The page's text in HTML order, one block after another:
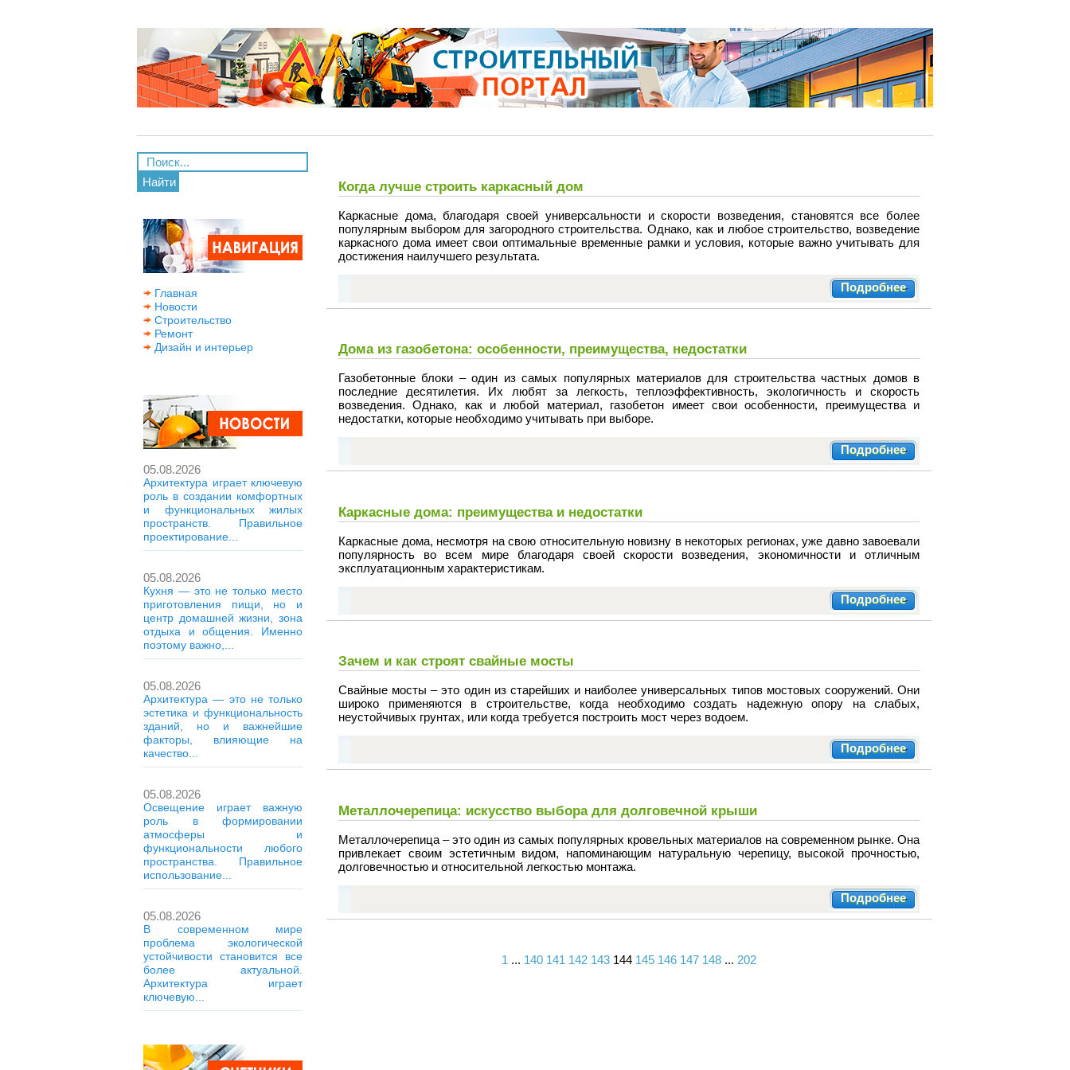
Найти
Главная
Новости
Строительство
Ремонт
Дизайн и интерьер
05.08.2026
Архитектура играет ключевую
роль в создании комфортных
и функциональных жилых
пространств. Правильное
проектирование...
05.08.2026
Кухня — это не только место
приготовления пищи, но и
центр домашней жизни, зона
отдыха и общения. Именно
поэтому важно,...
05.08.2026
Архитектура — это не только
эстетика и функциональность
зданий, но и важнейшие
факторы, влияющие на
качество...
05.08.2026
Освещение играет важную
роль в формировании
атмосферы и
функциональности любого
пространства. Правильное
использование...
05.08.2026
В современном мире
проблема экологической
устойчивости становится все
более актуальной.
Архитектура играет
ключевую...
Когда лучше строить каркасный дом
Каркасные дома, благодаря своей универсальности и скорости возведения, становятся все более
популярным выбором для загородного строительства. Однако, как и любое строительство, возведение
каркасного дома имеет свои оптимальные временные рамки и условия, которые важно учитывать для
достижения наилучшего результата.
Подробнее
Дома из газобетона: особенности, преимущества, недостатки
Газобетонные блоки – один из самых популярных материалов для строительства частных домов в
последние десятилетия. Их любят за легкость, теплоэффективность, экологичность и скорость
возведения. Однако, как и любой материал, газобетон имеет свои особенности, преимущества и
недостатки, которые необходимо учитывать при выборе.
Подробнее
Каркасные дома: преимущества и недостатки
Каркасные дома, несмотря на свою относительную новизну в некоторых регионах, уже давно завоевали
популярность во всем мире благодаря своей скорости возведения, экономичности и отличным
эксплуатационным характеристикам.
Подробнее
Зачем и как строят свайные мосты
Свайные мосты – это один из старейших и наиболее универсальных типов мостовых сооружений. Они
широко применяются в строительстве, когда необходимо создать надежную опору на слабых,
неустойчивых грунтах, или когда требуется построить мост через водоем.
Подробнее
Металлочерепица: искусство выбора для долговечной крыши
Металлочерепица – это один из самых популярных кровельных материалов на современном рынке. Она
привлекает своим эстетичным видом, напоминающим натуральную черепицу, высокой прочностью,
долговечностью и относительной легкостью монтажа.
Подробнее
1 ... 140 141 142 143 144 145 146 147 148 ... 202